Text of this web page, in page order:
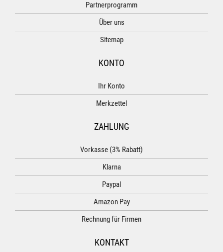
Partnerprogramm
Über uns
Sitemap
KONTO
Ihr Konto
Merkzettel
ZAHLUNG
Vorkasse (3% Rabatt)
Klarna
Paypal
Amazon Pay
Rechnung für Firmen
KONTAKT